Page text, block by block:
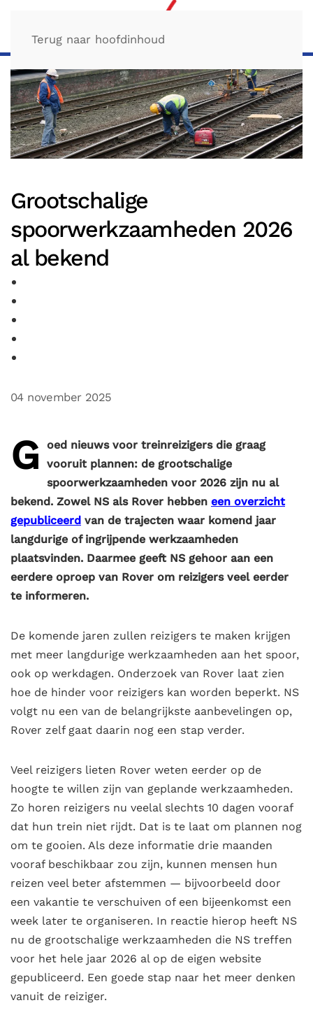
Terug naar hoofdinhoud
Grootschalige
spoorwerkzaamheden 2026
al bekend
04 november 2025
G
oed nieuws voor treinreizigers die graag
vooruit plannen: de grootschalige
spoorwerkzaamheden voor 2026 zijn nu al
bekend. Zowel NS als Rover hebben een overzicht
gepubliceerd van de trajecten waar komend jaar
langdurige of ingrijpende werkzaamheden
plaatsvinden. Daarmee geeft NS gehoor aan een
eerdere oproep van Rover om reizigers veel eerder
te informeren.
De komende jaren zullen reizigers te maken krijgen
met meer langdurige werkzaamheden aan het spoor,
ook op werkdagen. Onderzoek van Rover laat zien
hoe de hinder voor reizigers kan worden beperkt. NS
volgt nu een van de belangrijkste aanbevelingen op,
Rover zelf gaat daarin nog een stap verder.
Veel reizigers lieten Rover weten eerder op de
hoogte te willen zijn van geplande werkzaamheden.
Zo horen reizigers nu veelal slechts 10 dagen vooraf
dat hun trein niet rijdt. Dat is te laat om plannen nog
om te gooien. Als deze informatie drie maanden
vooraf beschikbaar zou zijn, kunnen mensen hun
reizen veel beter afstemmen — bijvoorbeeld door
een vakantie te verschuiven of een bijeenkomst een
week later te organiseren. In reactie hierop heeft NS
nu de grootschalige werkzaamheden die NS treffen
voor het hele jaar 2026 al op de eigen website
gepubliceerd. Een goede stap naar het meer denken
vanuit de reiziger.